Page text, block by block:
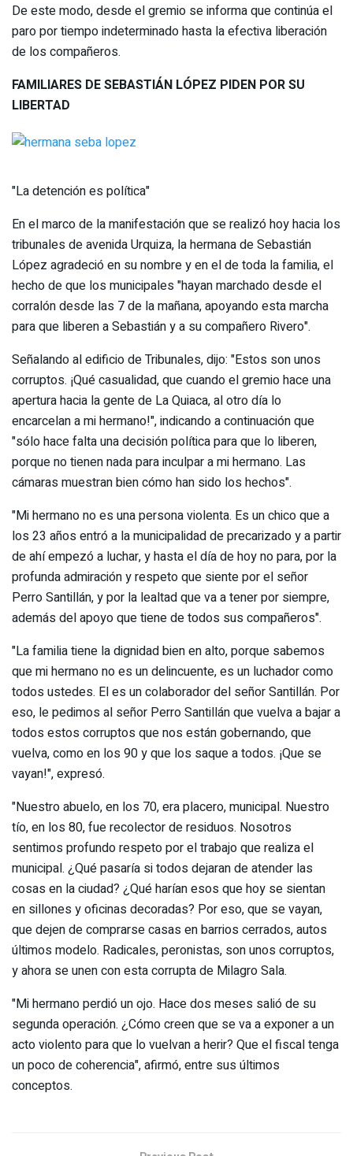
De este modo, desde el gremio se informa que continúa el
paro por tiempo indeterminado hasta la efectiva liberación
de los compañeros.
FAMILIARES DE SEBASTIÁN LÓPEZ PIDEN POR SU
LIBERTAD
"La detención es política"
En el marco de la manifestación que se realizó hoy hacia los
tribunales de avenida Urquiza, la hermana de Sebastián
López agradeció en su nombre y en el de toda la familia, el
hecho de que los municipales "hayan marchado desde el
corralón desde las 7 de la mañana, apoyando esta marcha
para que liberen a Sebastián y a su compañero Rivero".
Señalando al edificio de Tribunales, dijo: "Estos son unos
corruptos. ¡Qué casualidad, que cuando el gremio hace una
apertura hacia la gente de La Quiaca, al otro día lo
encarcelan a mi hermano!", indicando a continuación que
"sólo hace falta una decisión política para que lo liberen,
porque no tienen nada para inculpar a mi hermano. Las
cámaras muestran bien cómo han sido los hechos".
"Mi hermano no es una persona violenta. Es un chico que a
los 23 años entró a la municipalidad de precarizado y a partir
de ahí empezó a luchar, y hasta el día de hoy no para, por la
profunda admiración y respeto que siente por el señor
Perro Santillán, y por la lealtad que va a tener por siempre,
además del apoyo que tiene de todos sus compañeros".
"La familia tiene la dignidad bien en alto, porque sabemos
que mi hermano no es un delincuente, es un luchador como
todos ustedes. El es un colaborador del señor Santillán. Por
eso, le pedimos al señor Perro Santillán que vuelva a bajar a
todos estos corruptos que nos están gobernando, que
vuelva, como en los 90 y que los saque a todos. ¡Que se
vayan!", expresó.
"Nuestro abuelo, en los 70, era placero, municipal. Nuestro
tío, en los 80, fue recolector de residuos. Nosotros
sentimos profundo respeto por el trabajo que realiza el
municipal. ¿Qué pasaría si todos dejaran de atender las
cosas en la ciudad? ¿Qué harían esos que hoy se sientan
en sillones y oficinas decoradas? Por eso, que se vayan,
que dejen de comprarse casas en barrios cerrados, autos
últimos modelo. Radicales, peronistas, son unos corruptos,
y ahora se unen con esta corrupta de Milagro Sala.
"Mi hermano perdió un ojo. Hace dos meses salió de su
segunda operación. ¿Cómo creen que se va a exponer a un
acto violento para que lo vuelvan a herir? Que el fiscal tenga
un poco de coherencia", afirmó, entre sus últimos
conceptos.